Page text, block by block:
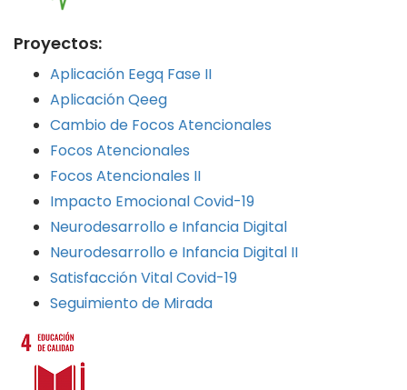
Proyectos:
Aplicación Eegq Fase II
Aplicación Qeeg
Cambio de Focos Atencionales
Focos Atencionales
Focos Atencionales II
Impacto Emocional Covid-19
Neurodesarrollo e Infancia Digital
Neurodesarrollo e Infancia Digital II
Satisfacción Vital Covid-19
Seguimiento de Mirada